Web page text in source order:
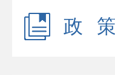
政